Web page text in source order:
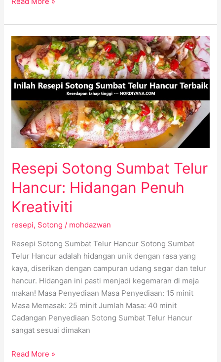
Resepi Sotong Sumbat Telur
Hancur: Hidangan Penuh
Kreativiti
resepi, Sotong / mohdazwan
Resepi Sotong Sumbat Telur Hancur Sotong Sumbat
Telur Hancur adalah hidangan unik dengan rasa yang
kaya, diserikan dengan campuran udang segar dan telur
hancur. Hidangan ini pasti menjadi kegemaran di meja
makan! Masa Penyediaan Masa Penyediaan: 15 minit
Masa Memasak: 25 minit Jumlah Masa: 40 minit
Cadangan Penyediaan Sotong Sumbat Telur Hancur
sangat sesuai dimakan
Resepi
Sotong
Sumbat
Telur
Hancur:
Hidangan
Penuh
Kreativiti
Read More »